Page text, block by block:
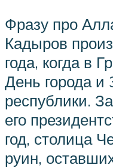
Фразу про
Кадыров
года, когда в
День города и
республики.
его
год, столица
руин,